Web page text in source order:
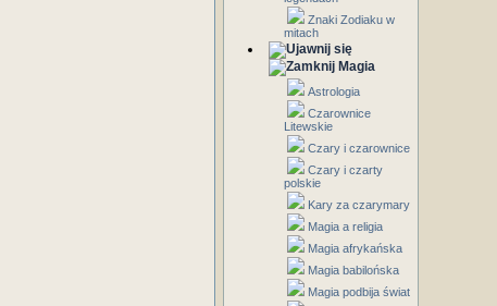
Znaki Zodiaku w
mitach
Magia
Astrologia
Czarownice
Litewskie
Czary i czarownice
Czary i czarty
polskie
Kary za czarymary
Magia a religia
Magia afrykańska
Magia babilońska
Magia podbija świat